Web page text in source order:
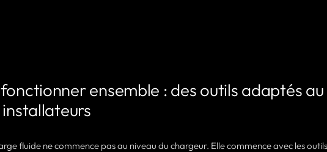
ensemble : des outils adaptés au
fluide ne commence pas au niveau du chargeur. Elle commence avec les